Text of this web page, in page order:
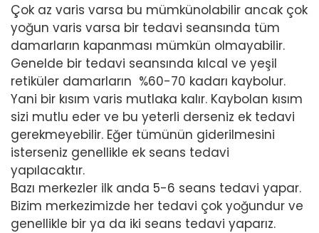
Çok az varis varsa bu mümkünolabilir ancak çok
yoğun varis varsa bir tedavi seansında tüm
damarların kapanması mümkün olmayabilir.
Genelde bir tedavi seansında kılcal ve yeşil
retiküler damarların %60-70 kadarı kaybolur.
Yani bir kısım varis mutlaka kalır. Kaybolan kısım
sizi mutlu eder ve bu yeterli derseniz ek tedavi
gerekmeyebilir. Eğer tümünün giderilmesini
isterseniz genellikle ek seans tedavi
yapılacaktır.
Bazı merkezler ilk anda 5-6 seans tedavi yapar.
Bizim merkezimizde her tedavi çok yoğundur ve
genellikle bir ya da iki seans tedavi yaparız.